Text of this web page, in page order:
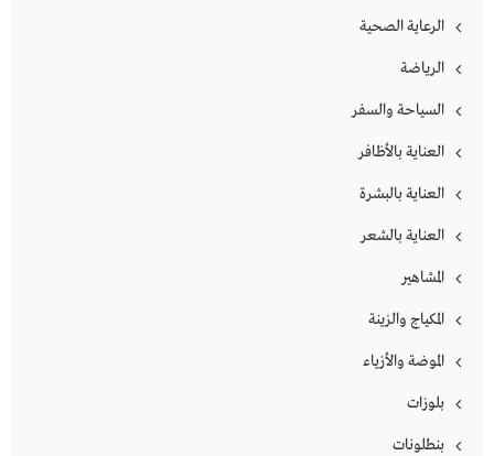
الرعاية الصحية
الرياضة
السياحة والسفر
العناية بالأظافر
العناية بالبشرة
العناية بالشعر
المشاهير
المكياج والزينة
الموضة والأزياء
بلوزات
بنطلونات